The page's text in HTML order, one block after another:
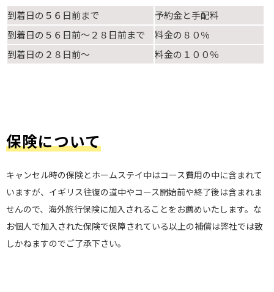
到着日の５６日前まで
予約金と手配料
到着日の５６日前～２８日前まで
料金の８０％
到着日の２８日前～
料金の１００％
保険について
キャンセル時の保険とホームステイ中はコース費用の中に含まれて
いますが、イギリス往復の道中やコース開始前や終了後は含まれま
せんので、海外旅行保険に加入されることをお薦めいたします。な
お個人で加入された保険で保障されている以上の補償は弊社では致
しかねますのでご了承下さい。